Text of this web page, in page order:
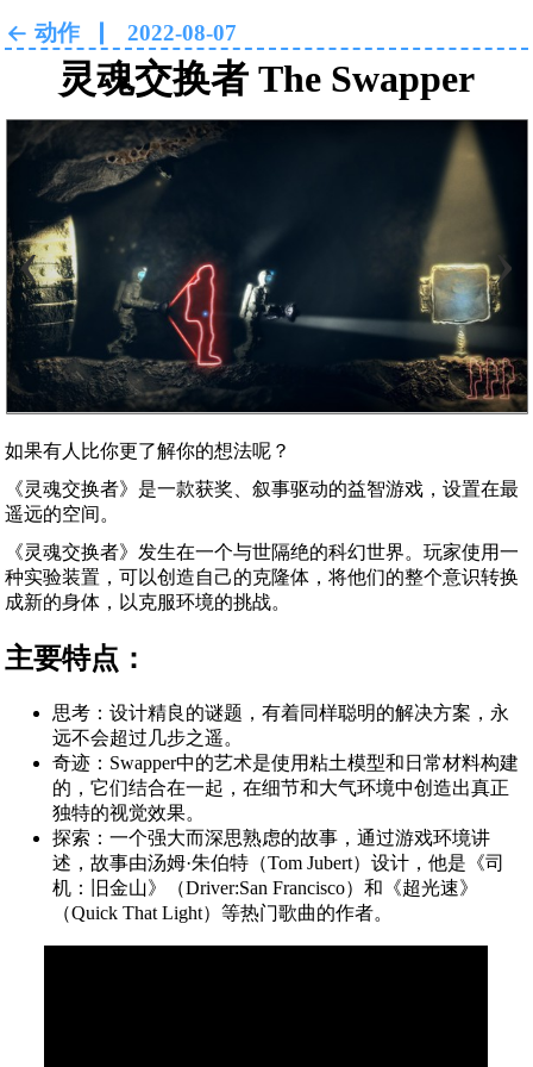
动作 2022-08-07
灵魂交换者 The Swapper
‹ ›
如果有人比你更了解你的想法呢？
《灵魂交换者》是一款获奖、叙事驱动的益智游戏，设置在最
遥远的空间。
《灵魂交换者》发生在一个与世隔绝的科幻世界。玩家使用一
种实验装置，可以创造自己的克隆体，将他们的整个意识转换
成新的身体，以克服环境的挑战。
主要特点：
思考：设计精良的谜题，有着同样聪明的解决方案，永
远不会超过几步之遥。
奇迹：Swapper中的艺术是使用粘土模型和日常材料构建
的，它们结合在一起，在细节和大气环境中创造出真正
独特的视觉效果。
探索：一个强大而深思熟虑的故事，通过游戏环境讲
述，故事由汤姆·朱伯特（Tom Jubert）设计，他是《司
机：旧金山》（Driver:San Francisco）和《超光速》
（Quick That Light）等热门歌曲的作者。